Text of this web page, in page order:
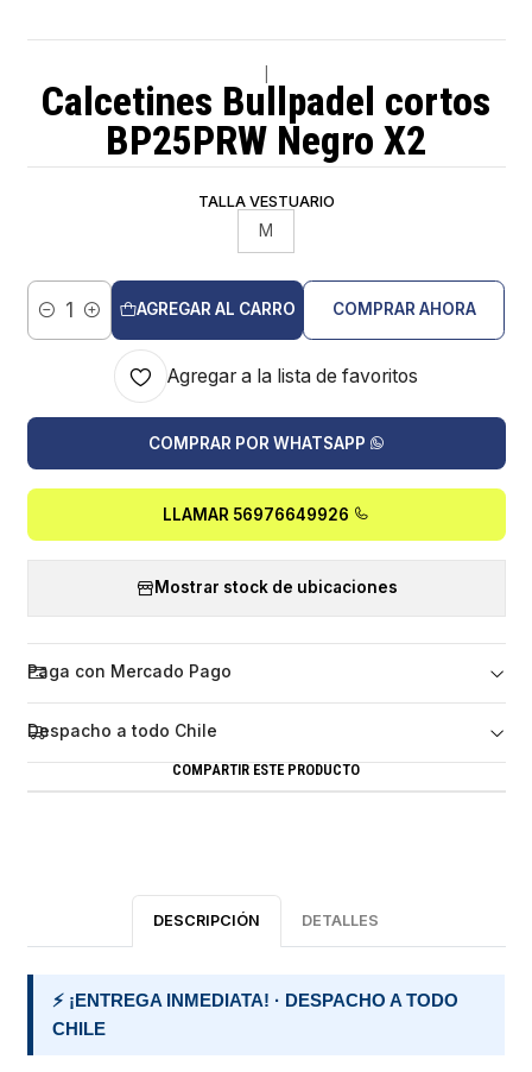
Calcetines Bullpadel cortos
BP25PRW Negro X2
TALLA VESTUARIO
M
Cantidad
AGREGAR AL CARRO COMPRAR AHORA
Agregar a la lista de favoritos
COMPRAR POR WHATSAPP
LLAMAR 56976649926
Mostrar stock de ubicaciones
Paga con Mercado Pago
Despacho a todo Chile
COMPARTIR ESTE PRODUCTO
DESCRIPCIÓN DETALLES
⚡ ¡ENTREGA INMEDIATA! · DESPACHO A TODO
CHILE